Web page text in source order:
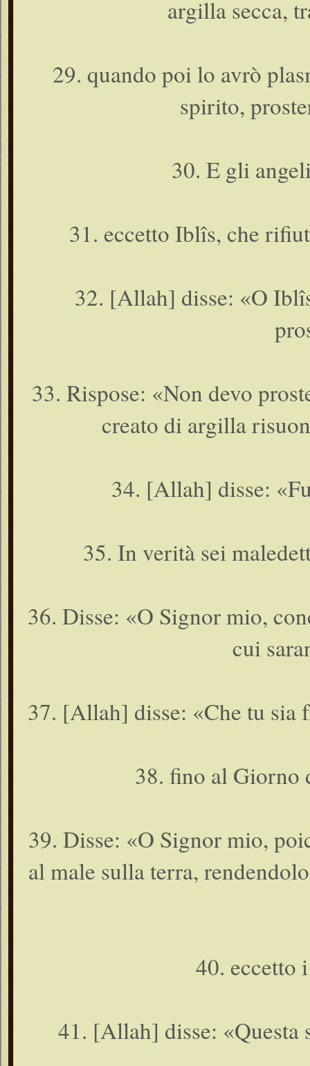
argilla secca,
29. quando poi lo avrò
spirito,
30. E gli
31. eccetto Iblîs, che
32. [Allah] disse: «O
33. Rispose: «Non devo
creato di argilla
34. [Allah] disse:
35. In verità sei
36. Disse: «O Signor mio,
cui
37. [Allah] disse: «Che tu sia
38. fino al Giorno
39. Disse: «O Signor mio,
al male sulla terra,
40. eccetto
41. [Allah] disse: «Questa